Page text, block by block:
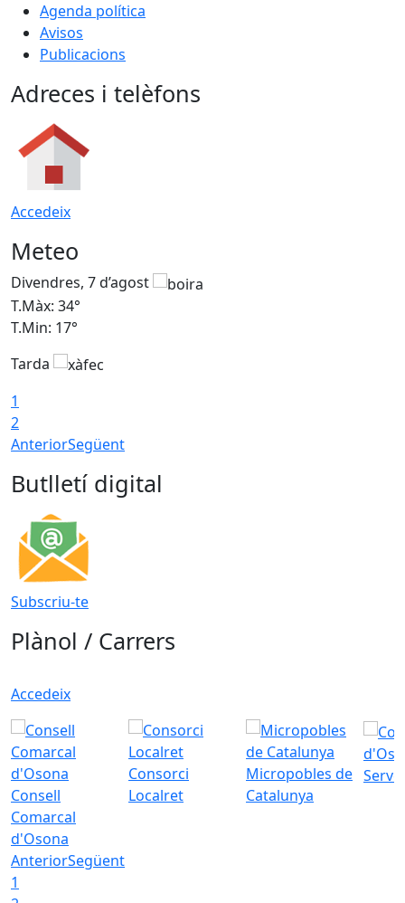
Agenda política
Avisos
Publicacions
Adreces i telèfons
Accedeix
Meteo
Divendres, 7 d’agost
T.Màx: 34°
T.Min: 17°
Tarda
1
2
AnteriorSegüent
Butlletí digital
Subscriu-te
Plànol / Carrers
Accedeix
Consell
Comarcal
d'Osona
Consorci
Localret
Micropobles de
Catalunya
AnteriorSegüent
1